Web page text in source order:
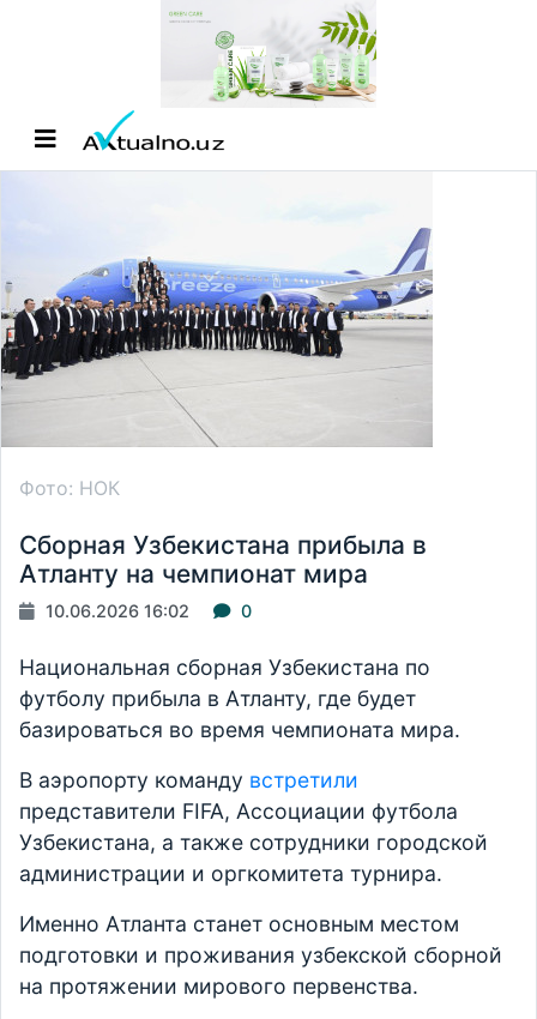
Фото: НОК
Сборная Узбекистана прибыла в
Атланту на чемпионат мира
10.06.2026 16:02 0
Национальная сборная Узбекистана по
футболу прибыла в Атланту, где будет
базироваться во время чемпионата мира.
В аэропорту команду встретили
представители FIFA, Ассоциации футбола
Узбекистана, а также сотрудники городской
администрации и оргкомитета турнира.
Именно Атланта станет основным местом
подготовки и проживания узбекской сборной
на протяжении мирового первенства.